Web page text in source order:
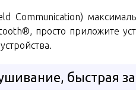
Communication)
просто приложите
быстрая